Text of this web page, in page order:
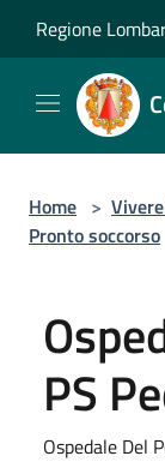
Regione
Home >
Pronto soccorso
PS
Ospedale Del